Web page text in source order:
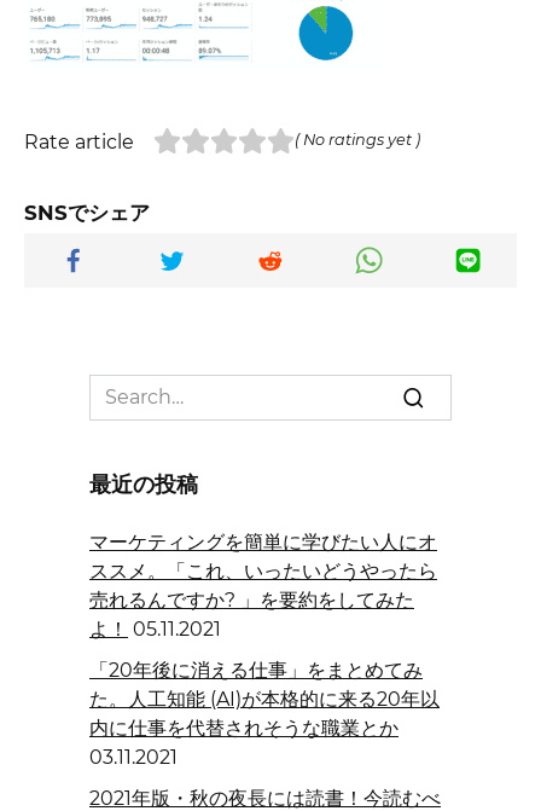
Rate article ( No ratings yet )
SNSでシェア
Search
for:
最近の投稿
マーケティングを簡単に学びたい人にオ
ススメ。「これ、いったいどうやったら
売れるんですか? 」を要約をしてみた
よ！ 05.11.2021
「20年後に消える仕事」をまとめてみ
た。人工知能 (AI)が本格的に来る20年以
内に仕事を代替されそうな職業とか
03.11.2021
2021年版・秋の夜長には読書！今読むべ